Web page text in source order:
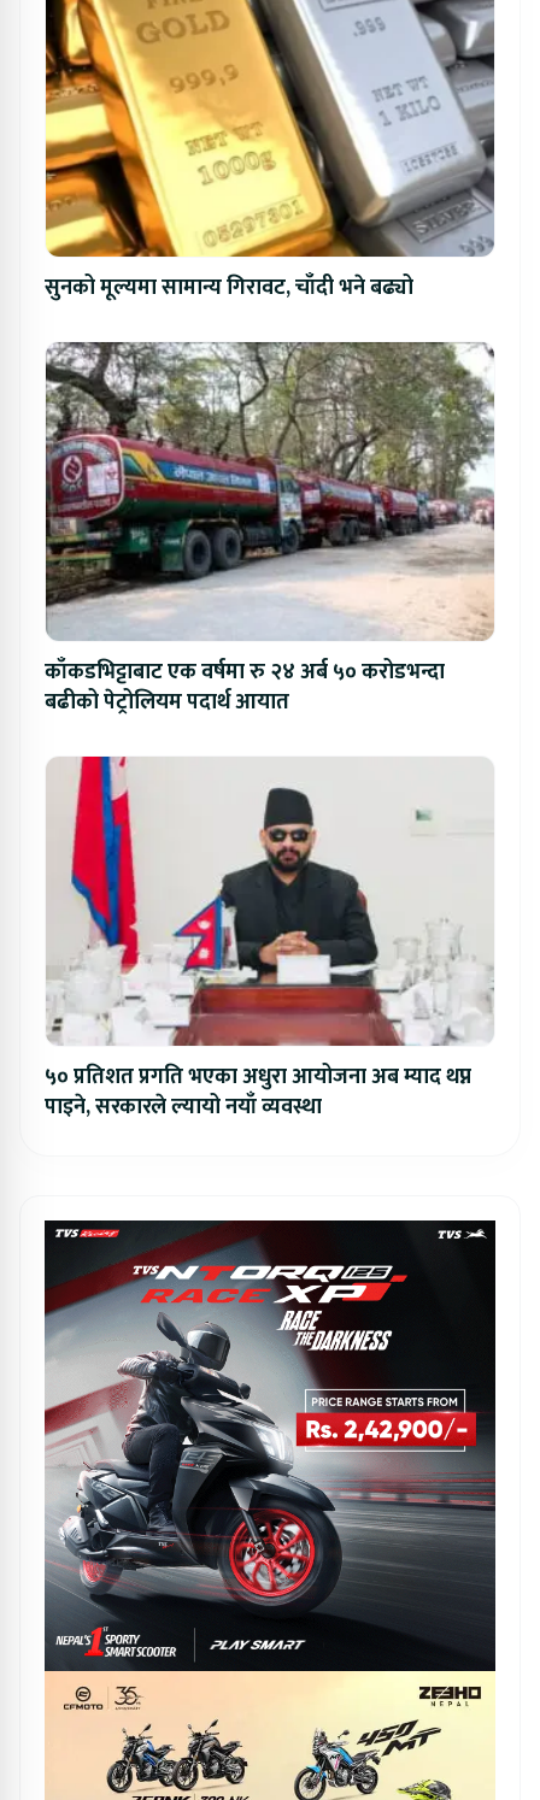
सुनको मूल्यमा सामान्य गिरावट, चाँदी भने बढ्यो
काँकडभिट्टाबाट एक वर्षमा रु २४ अर्ब ५० करोडभन्दा
बढीको पेट्रोलियम पदार्थ आयात
५० प्रतिशत प्रगति भएका अधुरा आयोजना अब म्याद थप्न
पाइने, सरकारले ल्यायो नयाँ व्यवस्था